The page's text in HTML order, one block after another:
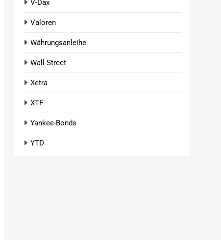
V-Dax
Valoren
Währungsanleihe
Wall Street
Xetra
XTF
Yankee-Bonds
YTD